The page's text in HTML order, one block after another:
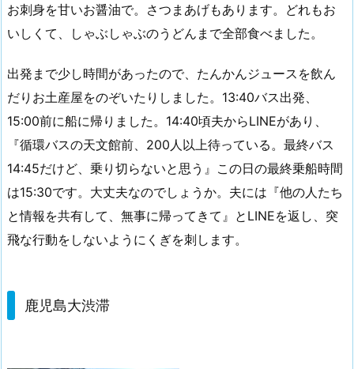
お刺身を甘いお醤油で。さつまあげもあります。どれもお
いしくて、しゃぶしゃぶのうどんまで全部食べました。
出発まで少し時間があったので、たんかんジュースを飲ん
だりお土産屋をのぞいたりしました。13:40バス出発、
15:00前に船に帰りました。14:40頃夫からLINEがあり、
『循環バスの天文館前、200人以上待っている。最終バス
14:45だけど、乗り切らないと思う』この日の最終乗船時間
は15:30です。大丈夫なのでしょうか。夫には『他の人たち
と情報を共有して、無事に帰ってきて』とLINEを返し、突
飛な行動をしないようにくぎを刺します。
鹿児島大渋滞